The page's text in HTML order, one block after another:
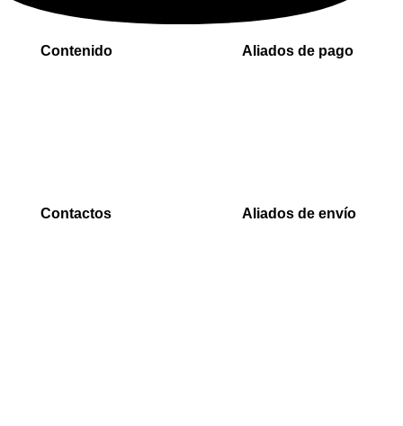
Contenido
Aliados de pago
Contactos Aliados de envío